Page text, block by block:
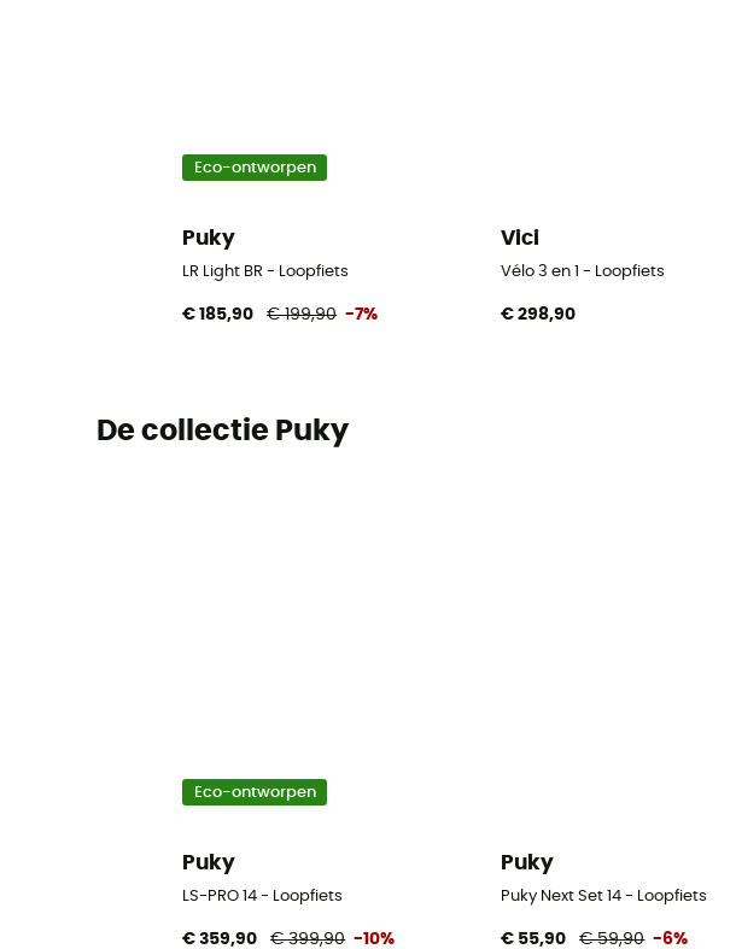
Eco-ontworpen
Puky
LR Light BR - Loopfiets
€ 185,90 € 199,90 -7%
Vici
Vélo 3 en 1 - Loopfiets
€ 298,90
De collectie Puky
Eco-ontworpen
Puky
LS-PRO 14 - Loopfiets
€ 359,90 € 399,90 -10%
Puky
Puky Next Set 14 - Loopfiets
€ 55,90 € 59,90 -6%